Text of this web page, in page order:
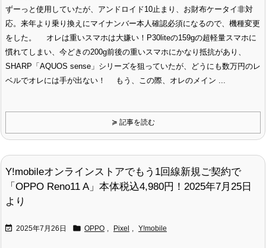
ずーっと使用していたが、アンドロイド10止まり、お財布ケータイ非対
応。来年より乗り換えにマイナンバー本人確認必須になるので、機種変更
をした。 オレは重いスマホは大嫌い！P30liteの159gの超軽量スマホに
慣れてしまい、今どきの200g前後の重いスマホにかなり抵抗があり、
SHARP「AQUOS sense」シリーズを狙っていたが、どうにも数万円のレ
ベルでオレには手が出ない！ もう、この際、オレのメイン ...
≽ 記事を読む
Y!mobileオンラインストアでもう1回線新規ご契約で
「OPPO Reno11 A」本体税込4,980円！2025年7月25日
より
 2025年7月26日  OPPO Pixel Y!mobile